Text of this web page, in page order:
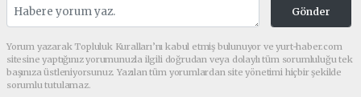
Gönder
Yorum yazarak Topluluk Kuralları’nı kabul etmiş bulunuyor ve yurt-haber.com
sitesine yaptığınız yorumunuzla ilgili doğrudan veya dolaylı tüm sorumluluğu tek
başınıza üstleniyorsunuz. Yazılan tüm yorumlardan site yönetimi hiçbir şekilde
sorumlu tutulamaz.